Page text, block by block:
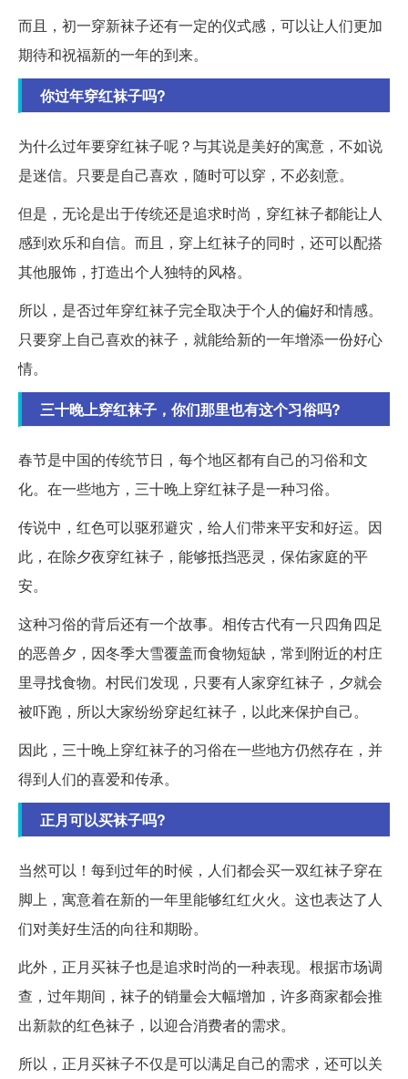
而且，初一穿新袜子还有一定的仪式感，可以让人们更加
期待和祝福新的一年的到来。
你过年穿红袜子吗?
为什么过年要穿红袜子呢？与其说是美好的寓意，不如说
是迷信。只要是自己喜欢，随时可以穿，不必刻意。
但是，无论是出于传统还是追求时尚，穿红袜子都能让人
感到欢乐和自信。而且，穿上红袜子的同时，还可以配搭
其他服饰，打造出个人独特的风格。
所以，是否过年穿红袜子完全取决于个人的偏好和情感。
只要穿上自己喜欢的袜子，就能给新的一年增添一份好心
情。
三十晚上穿红袜子，你们那里也有这个习俗吗?
春节是中国的传统节日，每个地区都有自己的习俗和文
化。在一些地方，三十晚上穿红袜子是一种习俗。
传说中，红色可以驱邪避灾，给人们带来平安和好运。因
此，在除夕夜穿红袜子，能够抵挡恶灵，保佑家庭的平
安。
这种习俗的背后还有一个故事。相传古代有一只四角四足
的恶兽夕，因冬季大雪覆盖而食物短缺，常到附近的村庄
里寻找食物。村民们发现，只要有人家穿红袜子，夕就会
被吓跑，所以大家纷纷穿起红袜子，以此来保护自己。
因此，三十晚上穿红袜子的习俗在一些地方仍然存在，并
得到人们的喜爱和传承。
正月可以买袜子吗?
当然可以！每到过年的时候，人们都会买一双红袜子穿在
脚上，寓意着在新的一年里能够红红火火。这也表达了人
们对美好生活的向往和期盼。
此外，正月买袜子也是追求时尚的一种表现。根据市场调
查，过年期间，袜子的销量会大幅增加，许多商家都会推
出新款的红色袜子，以迎合消费者的需求。
所以，正月买袜子不仅是可以满足自己的需求，还可以关